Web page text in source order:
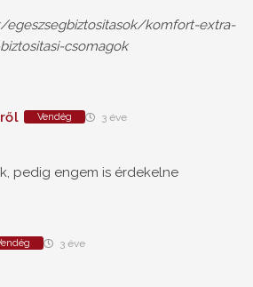
egeszsegbiztositasok/komfort-extra-
csomagok
Vendég 3 éve
pedig engem is érdekelne
3 éve